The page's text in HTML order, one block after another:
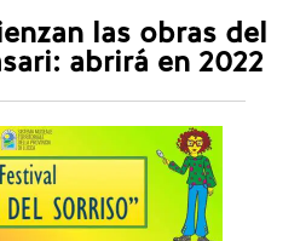
las obras del
abrirá en 2022